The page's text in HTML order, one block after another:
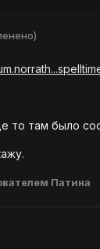
то там было
Патина